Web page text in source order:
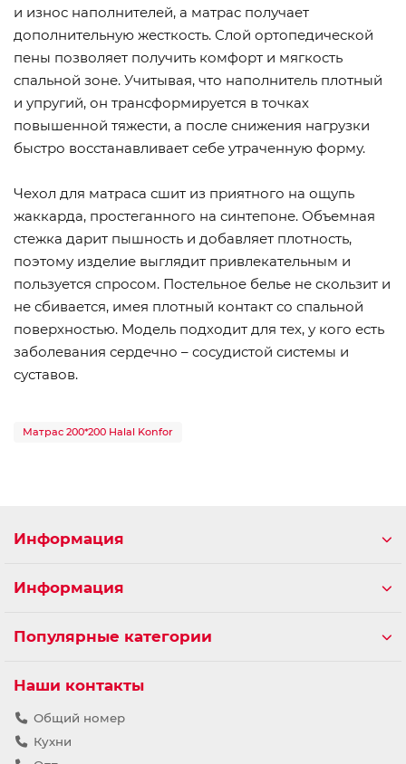
и износ наполнителей, а матрас получает
дополнительную жесткость. Слой ортопедической
пены позволяет получить комфорт и мягкость
спальной зоне. Учитывая, что наполнитель плотный
и упругий, он трансформируется в точках
повышенной тяжести, а после снижения нагрузки
быстро восстанавливает себе утраченную форму.
Чехол для матраса сшит из приятного на ощупь
жаккарда, простеганного на синтепоне. Объемная
стежка дарит пышность и добавляет плотность,
поэтому изделие выглядит привлекательным и
пользуется спросом. Постельное белье не скользит и
не сбивается, имея плотный контакт со спальной
поверхностью. Модель подходит для тех, у кого есть
заболевания сердечно – сосудистой системы и
суставов.
Матрас 200*200 Halal Konfor
Информация
Информация
Популярные категории
Наши контакты
Общий номер
Кухни